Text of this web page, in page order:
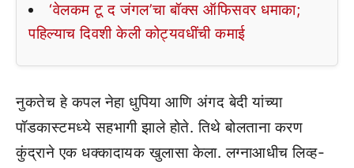
‘वेलकम टू द जंगल’चा बॉक्स ऑफिसवर धमाका;
पहिल्याच दिवशी केली कोट्यवधींची कमाई
नुकतेच हे कपल नेहा धुपिया आणि अंगद बेदी यांच्या
पॉडकास्टमध्ये सहभागी झाले होते. तिथे बोलताना करण
कुंद्राने एक धक्कादायक खुलासा केला. लग्नाआधीच लिव्ह-